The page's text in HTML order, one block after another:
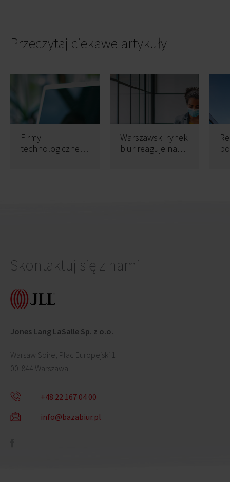
Przeczytaj ciekawe artykuły
Firmy
technologiczne
Warszawski rynek
biur reaguje na
Skontaktuj się z nami
Jones Lang LaSalle Sp. z o.o.
Warsaw Spire, Plac Europejski 1
00-844 Warszawa
+48 22 167 04 00
info@bazabiur.pl